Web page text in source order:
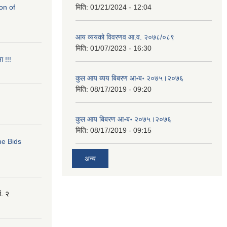
of
!!!
Bids
२
मिति: 01/21/2024 - 12:04
आय व्ययको विवरणव आ.व. २०७८/०८९
मिति: 01/07/2023 - 16:30
कुल आय ब्यय बिबरण आ॰ब॰ २०७५।२०७६
मिति: 08/17/2019 - 09:20
कुल आय बिबरण आ॰ब॰ २०७५।२०७६
मिति: 08/17/2019 - 09:15
अन्य